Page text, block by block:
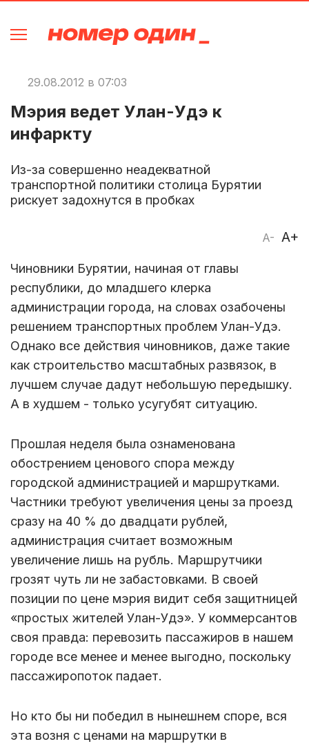
29.08.2012 в 07:03
Мэрия ведет Улан-Удэ к
инфаркту
Из-за совершенно неадекватной
транспортной политики столица Бурятии
рискует задохнутся в пробках
A- A+
Чиновники Бурятии, начиная от главы
республики, до младшего клерка
администрации города, на словах озабочены
решением транспортных проблем Улан-Удэ.
Однако все действия чиновников, даже такие
как строительство масштабных развязок, в
лучшем случае дадут небольшую передышку.
А в худшем - только усугубят ситуацию.
Прошлая неделя была ознаменована
обострением ценового спора между
городской администрацией и маршрутками.
Частники требуют увеличения цены за проезд
сразу на 40 % до двадцати рублей,
администрация считает возможным
увеличение лишь на рубль. Маршрутчики
грозят чуть ли не забастовками. В своей
позиции по цене мэрия видит себя защитницей
«простых жителей Улан-Удэ». У коммерсантов
своя правда: перевозить пассажиров в нашем
городе все менее и менее выгодно, поскольку
пассажиропоток падает.
Но кто бы ни победил в нынешнем споре, вся
эта возня с ценами на маршрутки в